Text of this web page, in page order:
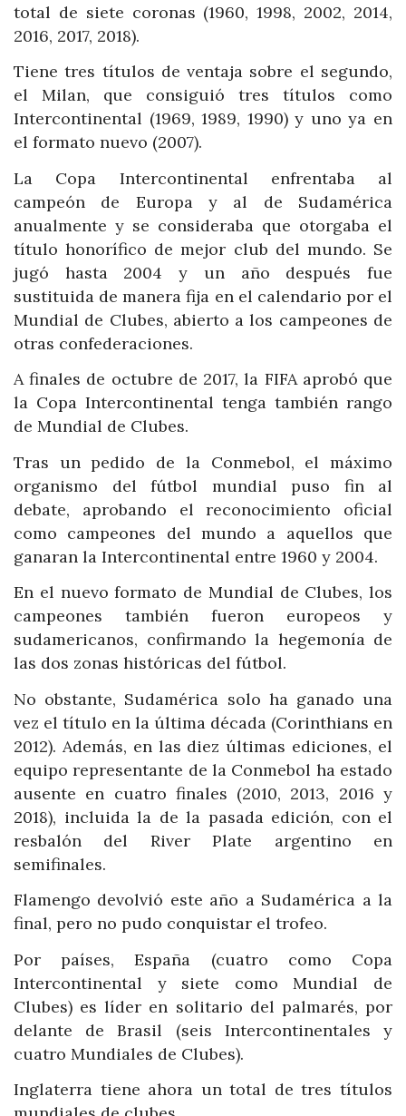
total de siete coronas (1960, 1998, 2002, 2014,
2016, 2017, 2018).
Tiene tres títulos de ventaja sobre el segundo,
el Milan, que consiguió tres títulos como
Intercontinental (1969, 1989, 1990) y uno ya en
el formato nuevo (2007).
La Copa Intercontinental enfrentaba al
campeón de Europa y al de Sudamérica
anualmente y se consideraba que otorgaba el
título honorífico de mejor club del mundo. Se
jugó hasta 2004 y un año después fue
sustituida de manera fija en el calendario por el
Mundial de Clubes, abierto a los campeones de
otras confederaciones.
A finales de octubre de 2017, la FIFA aprobó que
la Copa Intercontinental tenga también rango
de Mundial de Clubes.
Tras un pedido de la Conmebol, el máximo
organismo del fútbol mundial puso fin al
debate, aprobando el reconocimiento oficial
como campeones del mundo a aquellos que
ganaran la Intercontinental entre 1960 y 2004.
En el nuevo formato de Mundial de Clubes, los
campeones también fueron europeos y
sudamericanos, confirmando la hegemonía de
las dos zonas históricas del fútbol.
No obstante, Sudamérica solo ha ganado una
vez el título en la última década (Corinthians en
2012). Además, en las diez últimas ediciones, el
equipo representante de la Conmebol ha estado
ausente en cuatro finales (2010, 2013, 2016 y
2018), incluida la de la pasada edición, con el
resbalón del River Plate argentino en
semifinales.
Flamengo devolvió este año a Sudamérica a la
final, pero no pudo conquistar el trofeo.
Por países, España (cuatro como Copa
Intercontinental y siete como Mundial de
Clubes) es líder en solitario del palmarés, por
delante de Brasil (seis Intercontinentales y
cuatro Mundiales de Clubes).
Inglaterra tiene ahora un total de tres títulos